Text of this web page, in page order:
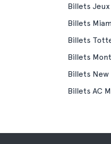
Billets
Billets
Billets
Billets
Billets New
Billets AC